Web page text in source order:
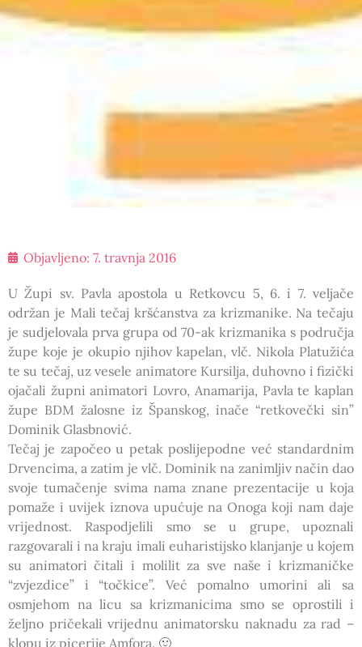
Objavljeno: 7. travnja 2016
U Župi sv. Pavla apostola u Retkovcu 5, 6. i 7. veljače
održan je Mali tečaj kršćanstva za krizmanike. Na tečaju
je sudjelovala prva grupa od 70-ak krizmanika s područja
župe koje je okupio njihov kapelan, vlč. Nikola Platužića
te su tečaj, uz vesele animatore Kursilja, duhovno i fizički
ojačali župni animatori Lovro, Anamarija, Pavla te kaplan
župe BDM žalosne iz Španskog, inače “retkovečki sin”
Dominik Glasbnović.
Tečaj je započeo u petak poslijepodne već standardnim
Drvencima, a zatim je vlč. Dominik na zanimljiv način dao
svoje tumačenje svima nama znane prezentacije u koja
pomaže i uvijek iznova upućuje na Onoga koji nam daje
vrijednost. Raspodjelili smo se u grupe, upoznali
razgovarali i na kraju imali euharistijsko klanjanje u kojem
su animatori čitali i molilit za sve naše i krizmaničke
“zvjezdice” i “točkice”. Već pomalno umorini ali sa
osmjehom na licu sa krizmanicima smo se oprostili i
željno pričekali vrijednu animatorsku naknadu za rad –
klopu iz picerije Amfora. 🙂